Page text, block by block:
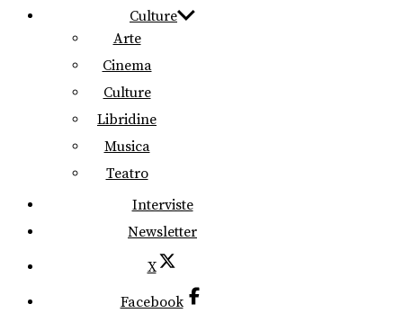
Culture
Arte
Cinema
Culture
Libridine
Musica
Teatro
Interviste
Newsletter
X
Facebook